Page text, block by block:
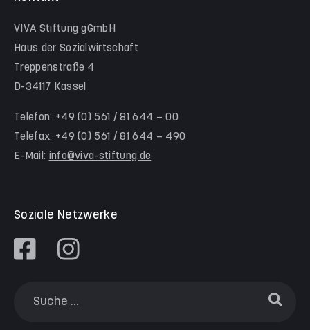
Team Werra-Meißner-Kreis
Waldorfkindergarten Goetheanlage
Familienzentren
Familienzentrum Nordstadt
Familienzentrum Himmelsstürmer
Präventionsangebote an Kitas und Schulen
VIVA Stiftung gGmbH
Haus der Sozialwirtschaft
Treppenstraße 4
D-34117 Kassel
Telefon: +49 (0) 561 / 81 644 – 00
Telefax: +49 (0) 561 / 81 644 – 490
E-Mail: info@viva-stiftung.de
Soziale Netzwerke